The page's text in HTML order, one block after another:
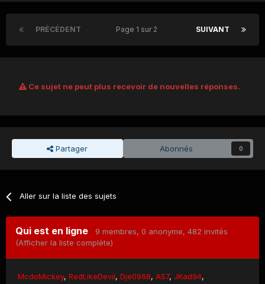
PRÉCÉDENT SUIVANT
Page 1 sur 2
Ce sujet ne peut plus recevoir de nouvelles réponses.
Partager Abonnés 0
Aller sur la liste des sujets
Qui est en ligne 9 membres, 0 anonyme, 482 invités
(Afficher la liste complète)
McdoMickey RedLikeDevil Dje0968 AS7 JKad94